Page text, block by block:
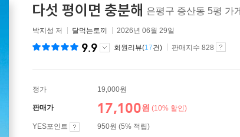
다섯 평이면 충분해 은평구 증산동 5평 가
박지성 저 달먹는토끼 2026년 06월 29일
9.9 회원리뷰(17건) 판매지수 828
정가 19,000원
판매가 17,100원 (10% 할인)
YES포인트
950원 (5% 적립)